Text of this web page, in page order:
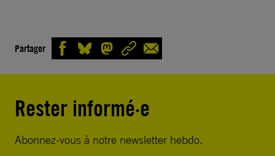
Partager
Rester informé·e
Abonnez-vous à notre newsletter hebdo.